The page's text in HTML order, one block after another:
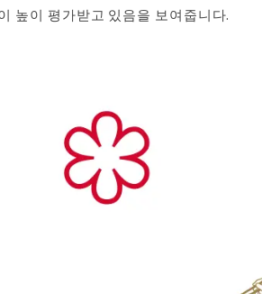
높이 평가받고 있음을 보여줍니다.